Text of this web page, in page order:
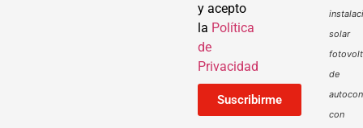
y acepto
la Política
de
Privacidad
Suscribirme
solar
de
con